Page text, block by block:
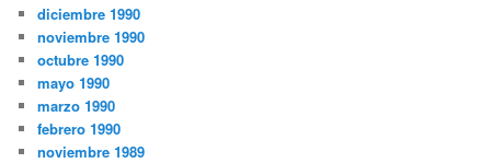
diciembre 1990
noviembre 1990
octubre 1990
mayo 1990
marzo 1990
febrero 1990
noviembre 1989